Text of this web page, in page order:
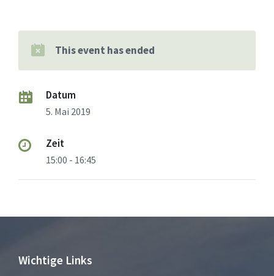
This event has ended
Datum
5. Mai 2019
Zeit
15:00 - 16:45
Wichtige Links